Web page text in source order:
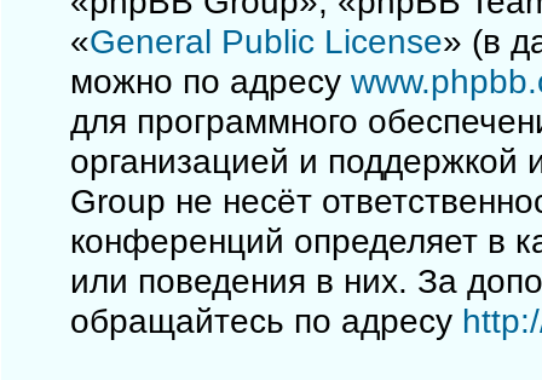
«General Public License» (в
можно по адресу
для программного
организацией и поддержкой
Group не несёт
конференций определяет в
или поведения в них. За
обращайтесь по адресу